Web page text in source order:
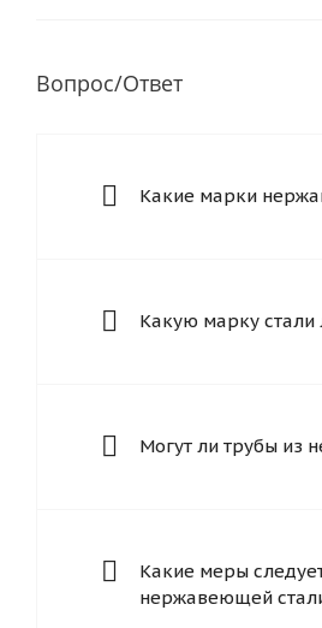
Вопрос/Ответ
Какие марки
Какую марку стали
Могут ли трубы из
Какие меры
нержавеющей